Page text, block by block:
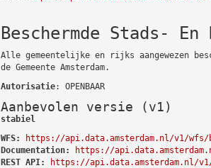
Beschermde Stads-
Alle gemeentelijke en rijks aangewezen
de Gemeente Amsterdam.
Autorisatie: OPENBAAR
Aanbevolen versie (v1)
stabiel
WFS:
https://api.data.amsterdam.nl/v1/wfs/
Documentation:
https://
REST API:
https://api.data.amsterdam.nl/v1/